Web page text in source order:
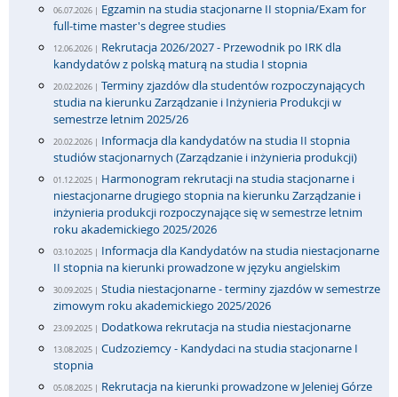
06.07.2026 | Egzamin na studia stacjonarne II stopnia/Exam for
full-time master's degree studies
12.06.2026 | Rekrutacja 2026/2027 - Przewodnik po IRK dla
kandydatów z polską maturą na studia I stopnia
20.02.2026 | Terminy zjazdów dla studentów rozpoczynających
studia na kierunku Zarządzanie i Inżynieria Produkcji w
semestrze letnim 2025/26
20.02.2026 | Informacja dla kandydatów na studia II stopnia
studiów stacjonarnych (Zarządzanie i inżynieria produkcji)
01.12.2025 | Harmonogram rekrutacji na studia stacjonarne i
niestacjonarne drugiego stopnia na kierunku Zarządzanie i
inżynieria produkcji rozpoczynające się w semestrze letnim
roku akademickiego 2025/2026
03.10.2025 | Informacja dla Kandydatów na studia niestacjonarne
II stopnia na kierunki prowadzone w języku angielskim
30.09.2025 | Studia niestacjonarne - terminy zjazdów w semestrze
zimowym roku akademickiego 2025/2026
23.09.2025 | Dodatkowa rekrutacja na studia niestacjonarne
13.08.2025 | Cudzoziemcy - Kandydaci na studia stacjonarne I
stopnia
05.08.2025 | Rekrutacja na kierunki prowadzone w Jeleniej Górze